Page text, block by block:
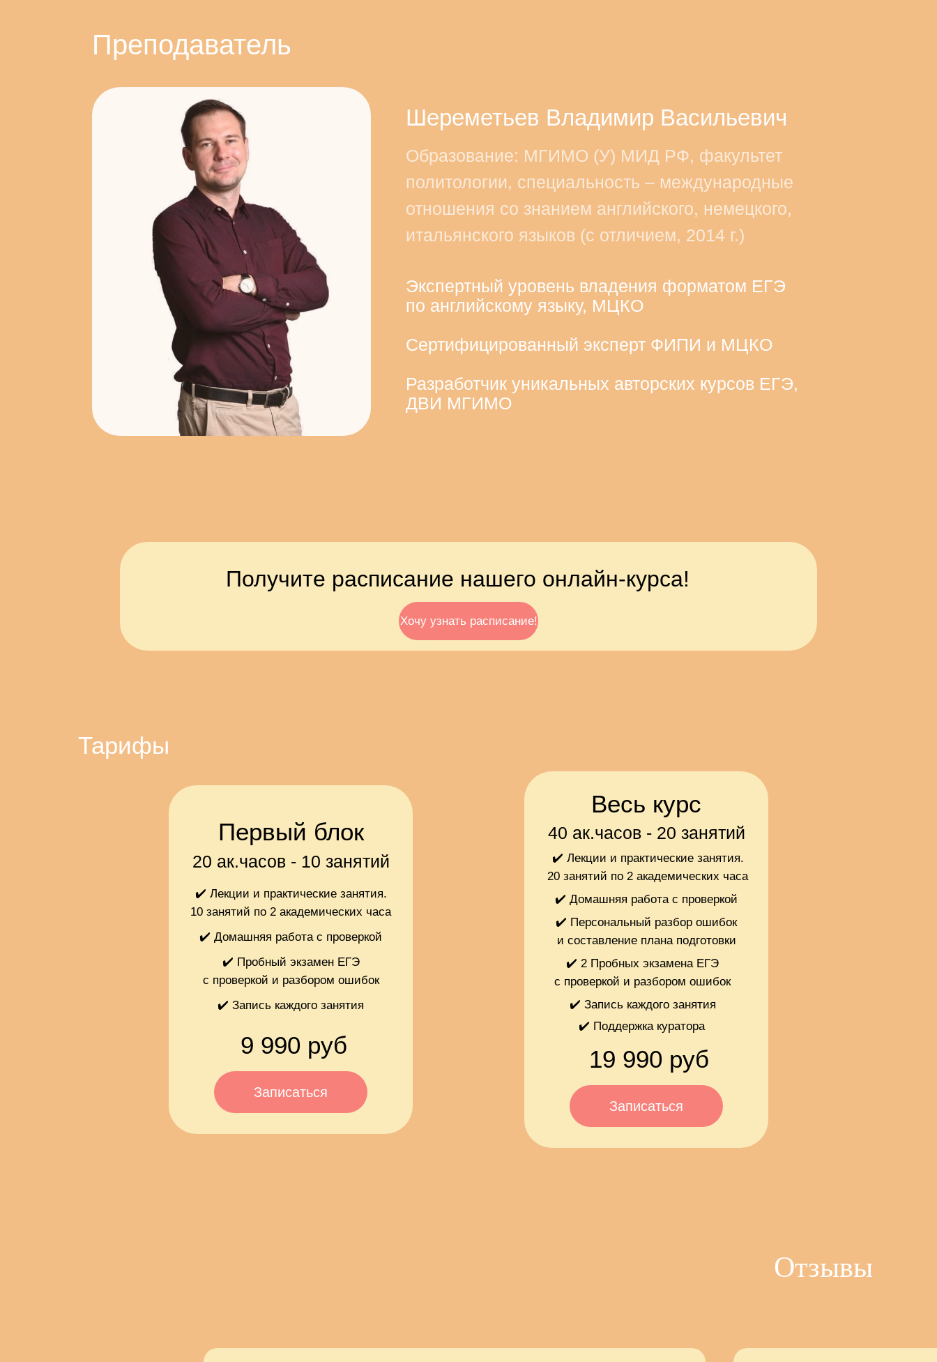
Преподаватель
Шереметьев Владимир Васильевич
Образование: МГИМО (У) МИД РФ, факультет
политологии, специальность – международные
отношения со знанием английского, немецкого,
итальянского языков (с отличием, 2014 г.)
Экспертный уровень владения форматом ЕГЭ
по английскому языку, МЦКО
Сертифицированный эксперт ФИПИ и МЦКО
Разработчик уникальных авторских курсов ЕГЭ,
ДВИ МГИМО
Получите расписание нашего онлайн-курса!
Хочу узнать расписание!
Записаться
Первый блок
20 ак.часов - 10 занятий
9 990 руб
✔️ Лекции и практические занятия.
10 занятий по 2 академических часа
✔️ Домашняя работа с проверкой
✔️ Пробный экзамен ЕГЭ
с проверкой и разбором ошибок
✔️ Запись каждого занятия
Записаться
Весь курс
40 ак.часов - 20 занятий
19 990 руб
✔️ Лекции и практические занятия.
20 занятий по 2 академических часа
✔️ Домашняя работа с проверкой
✔️ 2 Пробных экзамена ЕГЭ
с проверкой и разбором ошибок
✔️ Запись каждого занятия
✔️ Поддержка куратора
✔️ Персональный разбор ошибок
и составление плана подготовки
Тарифы
Отзывы